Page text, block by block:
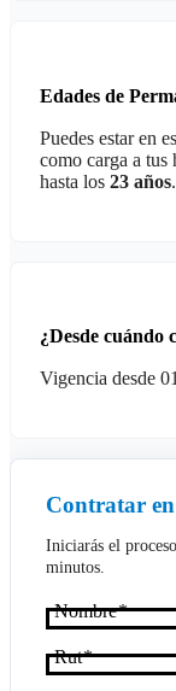
Edades de
Puedes estar en
como carga a tus
hasta los 23 años.
¿Desde cuándo
Vigencia desde
Contratar
Iniciarás el
minutos.
Nombre
Rut